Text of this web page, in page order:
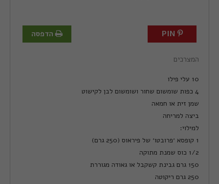
הדפסה
המצרכים
10 עלי פילו
4 כפות שומשום שחור ושומשום לבן לקישוט
שמן זית או חמאה
ביצה למריחה
למילוי:
1 קופסא ׳פרובטו׳ של פיראוס (250 גרם)
1/2 כוס שמנת מתוקה
150 גרם גבינת קשקבל או גאודה מגוררת
250 גרם ריקוטה